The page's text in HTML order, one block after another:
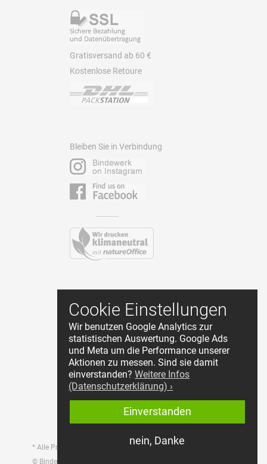
Cookie Einstellungen
Wir benutzen Google Analytics zur
statistischen Auswertung. Google Ads
und Meta um die Performance unserer
Aktionen zu messen. Sind sie damit
einverstanden?Weitere Infos
(Datenschutzerklärung) ›
nein, Danke
Einverstanden
Gratisversand ab 60 €
Kostenlose Retoure
Bleiben Sie in Verbindung
Kontakt
AGB
Datenschutz
Impressum
Cookie Einstellungen
Händler Login
Widerruf starten
© Bindewerk GmbH & Co.KG
* Alle Preise inkl. MwSt., zzgl. Versandkosten.